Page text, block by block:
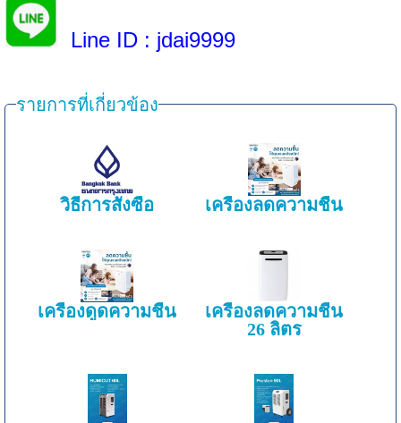
Line ID : jdai9999
รายการที่เกี่ยวข้อง
วิธีการสั่งซื้อ เครื่องลดความชื้น
เครื่องดูดความชื้น
เครื่องลดความชื้น
26 ลิตร